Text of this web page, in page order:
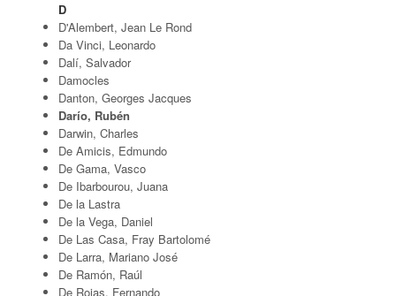
D
D'Alembert, Jean Le Rond
Da Vinci, Leonardo
Dalí, Salvador
Damocles
Danton, Georges Jacques
Darío, Rubén
Darwin, Charles
De Amicis, Edmundo
De Gama, Vasco
De Ibarbourou, Juana
De la Lastra
De la Vega, Daniel
De Las Casa, Fray Bartolomé
De Larra, Mariano José
De Ramón, Raúl
De Rojas, Fernando